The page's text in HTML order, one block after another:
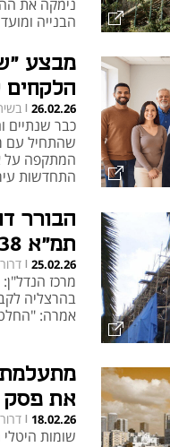
בולטים
כפר גבירול.
נימקה את
הבנייה
מבצע
הלקחים
26.02.26
|
כבר שנתיים
שהתחיל עם
המתקפה על
התחדשות
הבורר
תמ"א 38: "טובת הדיירים קובעת"
25.02.26
|
בהרצליה
אמרה:
מתעלמת
את פסק
18.02.26
|
שומות